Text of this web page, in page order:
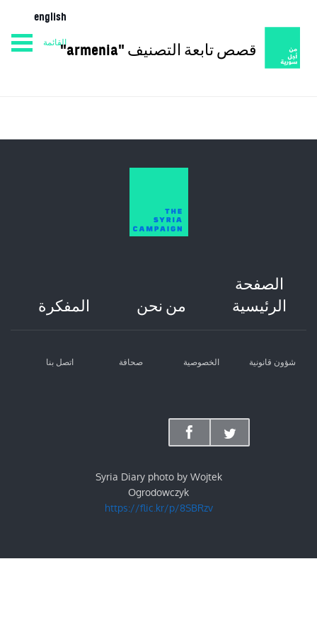
الصفحة الرئيسية المفكرة من نحن
english
القائمة قصص تابعة التصنيف "armenia"
الصفحة
الرئيسية
من نحن المفكرة
شؤون قانونية الخصوصية صحافة اتصل بنا
Syria Diary photo by Wojtek
Ogrodowczyk
https://flic.kr/p/8SBRzv